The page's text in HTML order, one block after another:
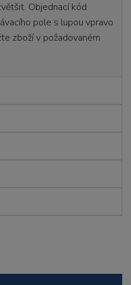
Objednací kód
pole s lupou vpravo
zboží v požadovaném